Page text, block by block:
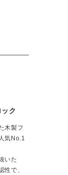
ク
木製フ
気No.1
いた
性で、